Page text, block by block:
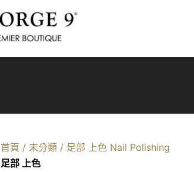
首頁 / 未分類/ 足部 上色 Nail Polishing
足部 上色